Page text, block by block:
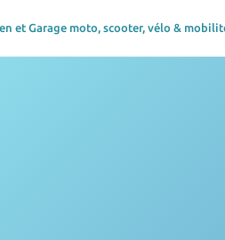
et Garage moto, scooter, vélo &